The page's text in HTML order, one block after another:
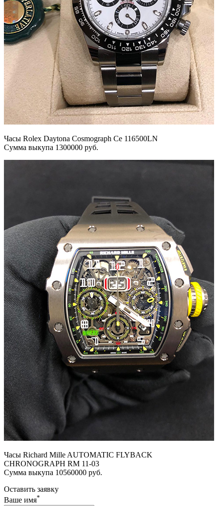
Часы Rolex Daytona Cosmograph Ce 116500LN
Сумма выкупа 1300000 руб.
Часы Richard Mille AUTOMATIC FLYBACK
CHRONOGRAPH RM 11-03
Сумма выкупа 10560000 руб.
Оставить заявку
Ваше имя*